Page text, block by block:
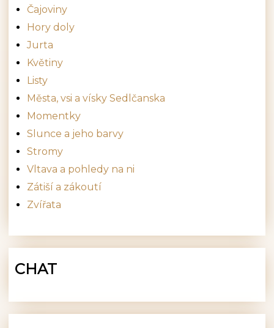
Čajoviny
Hory doly
Jurta
Květiny
Listy
Města, vsi a vísky Sedlčanska
Momentky
Slunce a jeho barvy
Stromy
Vltava a pohledy na ni
Zátiší a zákoutí
Zvířata
CHAT